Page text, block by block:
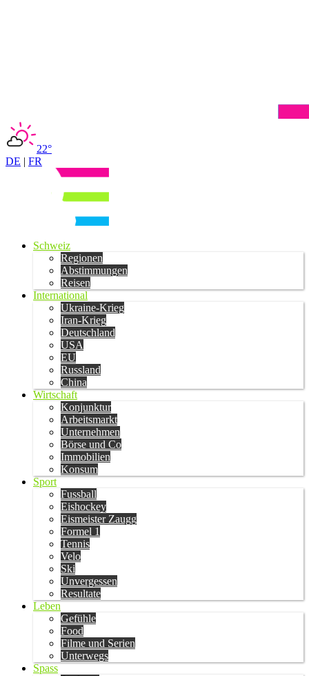
22°
DE | FR
Schweiz
Regionen
Abstimmungen
Reisen
International
Ukraine-Krieg
Iran-Krieg
Deutschland
USA
EU
Russland
China
Wirtschaft
Konjunktur
Arbeitsmarkt
Unternehmen
Börse und Co
Immobilien
Konsum
Sport
Fussball
Eishockey
Eismeister Zaugg
Formel 1
Tennis
Velo
Ski
Unvergessen
Resultate
Leben
Gefühle
Food
Filme und Serien
Unterwegs
Spass